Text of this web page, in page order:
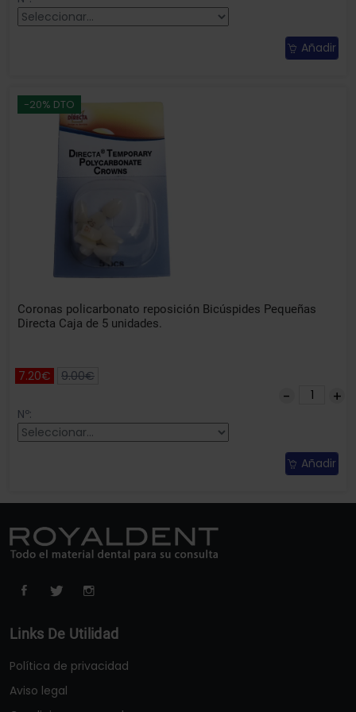
Añadir
-20% DTO
Coronas policarbonato reposición Bicúspides Pequeñas
Directa Caja de 5 unidades.
7.20€ 9.00€
Nº:
Añadir
Links De Utilidad
Política de privacidad
Aviso legal